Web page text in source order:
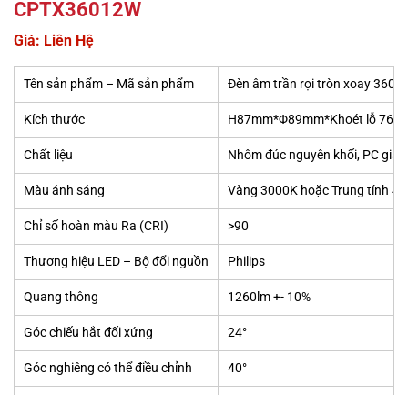
CPTX36012W
Giá: Liên Hệ
Tên sản phẩm – Mã sản phẩm Đèn âm trần rọi tròn xoay 360
Kích thước H87mm*Φ89mm*Khoét lỗ
Chất liệu Nhôm đúc nguyên khối, PC
Màu ánh sáng Vàng 3000K hoặc Trung tính
Chỉ số hoàn màu Ra (CRI) >90
Thương hiệu LED – Bộ đổi nguồn Philips
Quang thông 1260lm +- 10%
Góc chiếu hắt đối xứng 24°
Góc nghiêng có thể điều chỉnh 40°